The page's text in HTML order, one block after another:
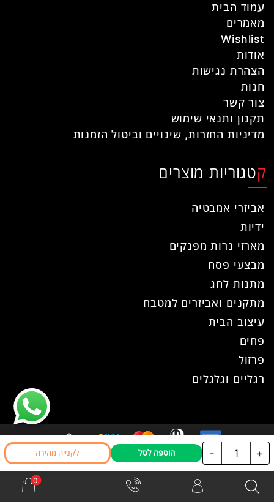
עמוד הבית
מאמרים
Wishlist
אודות
הצהרת נגישות
חנות
צור קשר
תקנון ותנאי שימוש
מדיניות החזרות, שינויים וביטול הזמנות
קטגוריות מוצרים
אביזרי אמבטיה
ידיות
מארזי נרות מפנקים
מבצעי פסח
מתנות לחג
מתקנים ואביזרים למטבח
עיצוב הבית
פחים
פרזול
רגליים וגלגלים
כל הזכויות שמורות ל- עוז פרזול © 2026
אתר זה נבנה ועוצב ע"יWPhome
+
כמות
של
ידית
כפתור
- הוספה לסל לקנייה מהירה